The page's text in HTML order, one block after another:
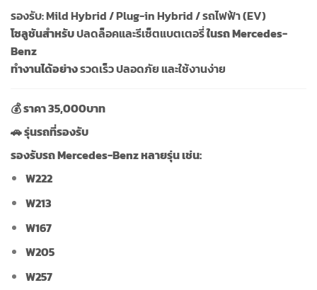
รองรับ: Mild Hybrid / Plug-in Hybrid / รถไฟฟ้า (EV)
โซลูชันสำหรับปลดล็อคและรีเซ็ตแบตเตอรี่ในรถ Mercedes-
Benz
ทำงานได้อย่างรวดเร็ว ปลอดภัย และใช้งานง่าย
💰 ราคา 35,000บาท
🚗 รุ่นรถที่รองรับ
รองรับรถ Mercedes-Benz หลายรุ่น เช่น:
W222
W213
W167
W205
W257